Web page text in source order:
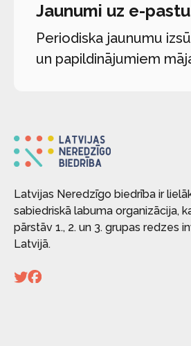
Jaunumi uz e-pastu
Periodiska jaunumu
un papildinājumiem
Latvijas Neredzīgo biedrība ir
sabiedriskā labuma organizācija,
pārstāv 1., 2. un 3. grupas redzes
Latvijā.